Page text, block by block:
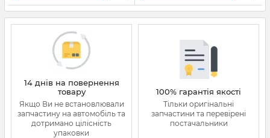
14 днів на повернення
товару
Якщо Ви не встановлювали
запчастину на автомобіль та
дотримано цілісність
упаковки
100% гарантія якості
Тільки оригінальні
запчастини та перевірені
постачальники